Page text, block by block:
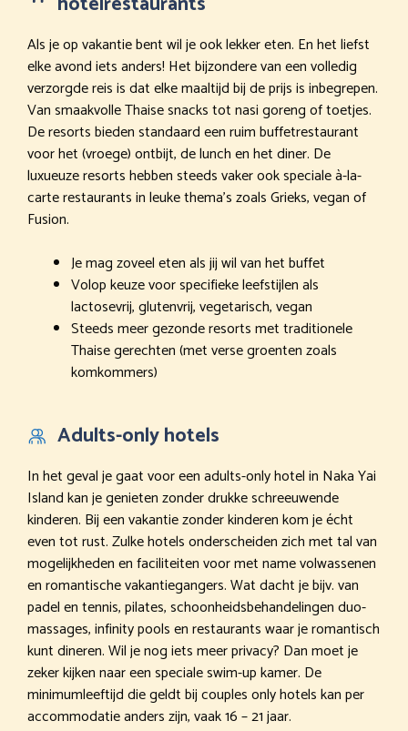
Als je op vakantie bent wil je ook lekker eten. En het liefst
elke avond iets anders! Het bijzondere van een volledig
verzorgde reis is dat elke maaltijd bij de prijs is inbegrepen.
Van smaakvolle Thaise snacks tot nasi goreng of toetjes.
De resorts bieden standaard een ruim buffetrestaurant
voor het (vroege) ontbijt, de lunch en het diner. De
luxueuze resorts hebben steeds vaker ook speciale à-la-
carte restaurants in leuke thema’s zoals Grieks, vegan of
Fusion.
Je mag zoveel eten als jij wil van het buffet
Volop keuze voor specifieke leefstijlen als
lactosevrij, glutenvrij, vegetarisch, vegan
Steeds meer gezonde resorts met traditionele
Thaise gerechten (met verse groenten zoals
komkommers)
Adults-only hotels
In het geval je gaat voor een adults-only hotel in Naka Yai
Island kan je genieten zonder drukke schreeuwende
kinderen. Bij een vakantie zonder kinderen kom je écht
even tot rust. Zulke hotels onderscheiden zich met tal van
mogelijkheden en faciliteiten voor met name volwassenen
en romantische vakantiegangers. Wat dacht je bijv. van
padel en tennis, pilates, schoonheidsbehandelingen duo-
massages, infinity pools en restaurants waar je romantisch
kunt dineren. Wil je nog iets meer privacy? Dan moet je
zeker kijken naar een speciale swim-up kamer. De
minimumleeftijd die geldt bij couples only hotels kan per
accommodatie anders zijn, vaak 16 – 21 jaar.